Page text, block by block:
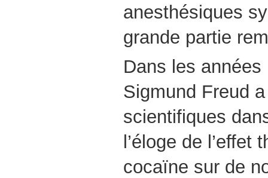
anesthésiques
grande partie
Dans les
Sigmund Freud
scientifiques
l’éloge de l’effet
cocaïne sur de